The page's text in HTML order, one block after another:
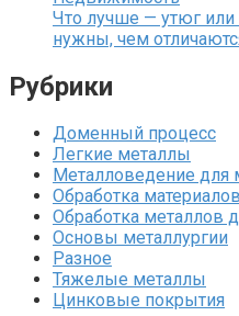
Что лучше — утюг или
нужны, чем
Рубрики
Доменный процесс
Легкие металлы
Металловедение для
Обработка
Обработка металлов
Основы металлургии
Разное
Тяжелые металлы
Цинковые покрытия